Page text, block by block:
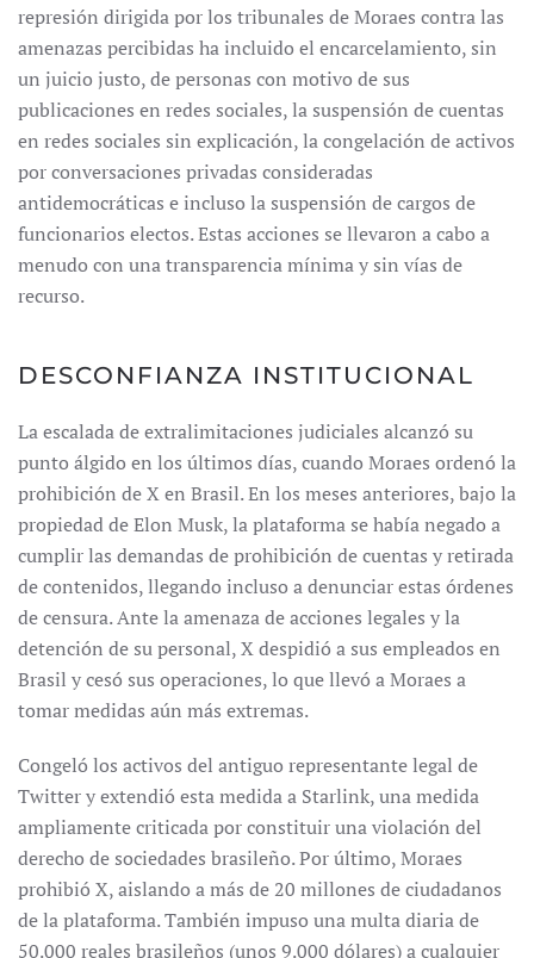
represión dirigida por los tribunales de Moraes contra las
amenazas percibidas ha incluido el encarcelamiento, sin
un juicio justo, de personas con motivo de sus
publicaciones en redes sociales, la suspensión de cuentas
en redes sociales sin explicación, la congelación de activos
por conversaciones privadas consideradas
antidemocráticas e incluso la suspensión de cargos de
funcionarios electos. Estas acciones se llevaron a cabo a
menudo con una transparencia mínima y sin vías de
recurso.
DESCONFIANZA INSTITUCIONAL
La escalada de extralimitaciones judiciales alcanzó su
punto álgido en los últimos días, cuando Moraes ordenó la
prohibición de X en Brasil. En los meses anteriores, bajo la
propiedad de Elon Musk, la plataforma se había negado a
cumplir las demandas de prohibición de cuentas y retirada
de contenidos, llegando incluso a denunciar estas órdenes
de censura. Ante la amenaza de acciones legales y la
detención de su personal, X despidió a sus empleados en
Brasil y cesó sus operaciones, lo que llevó a Moraes a
tomar medidas aún más extremas.
Congeló los activos del antiguo representante legal de
Twitter y extendió esta medida a Starlink, una medida
ampliamente criticada por constituir una violación del
derecho de sociedades brasileño. Por último, Moraes
prohibió X, aislando a más de 20 millones de ciudadanos
de la plataforma. También impuso una multa diaria de
50.000 reales brasileños (unos 9.000 dólares) a cualquier